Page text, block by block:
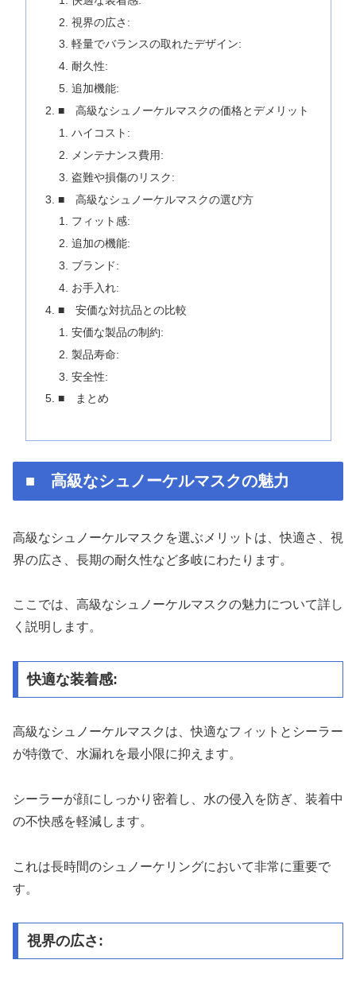
視界の広さ:
軽量でバランスの取れたデザイン:
耐久性:
追加機能:
■ 高級なシュノーケルマスクの価格とデメリット
ハイコスト:
メンテナンス費用:
盗難や損傷のリスク:
■ 高級なシュノーケルマスクの選び方
フィット感:
追加の機能:
ブランド:
お手入れ:
■ 安価な対抗品との比較
安価な製品の制約:
製品寿命:
安全性:
■ まとめ
■ 高級なシュノーケルマスクの魅力
高級なシュノーケルマスクを選ぶメリットは、快適さ、視
界の広さ、長期の耐久性など多岐にわたります。
ここでは、高級なシュノーケルマスクの魅力について詳し
く説明します。
快適な装着感:
高級なシュノーケルマスクは、快適なフィットとシーラー
が特徴で、水漏れを最小限に抑えます。
シーラーが顔にしっかり密着し、水の侵入を防ぎ、装着中
の不快感を軽減します。
これは長時間のシュノーケリングにおいて非常に重要で
す。
視界の広さ: